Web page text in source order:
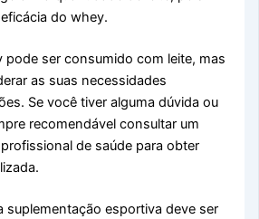
do whey.
pode ser consumido com leite, mas
as suas necessidades
Se você tiver alguma dúvida ou
recomendável consultar um
de saúde para obter
suplementação esportiva deve ser